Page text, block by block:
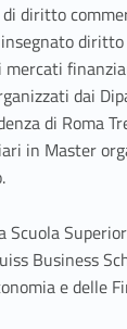
diritto
dai
di Roma
in Master
Scuola
Business
e delle